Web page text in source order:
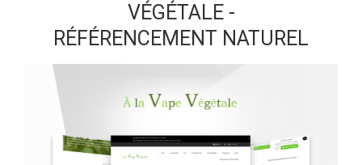
VÉGÉTALE -
RÉFÉRENCEMENT NATUREL